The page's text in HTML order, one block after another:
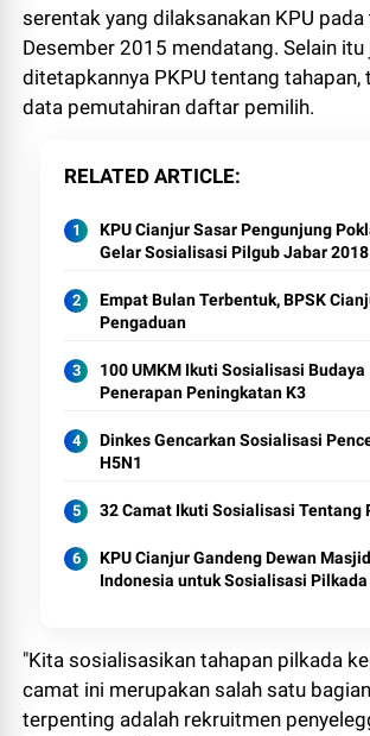
serentak yang dilaksanakan KPU
Desember 2015 mendatang. Selain itu
ditetapkannya PKPU tentang tahapan,
data pemutahiran daftar pemilih.
RELATED ARTICLE
KPU Cianjur Sasar Pengunjung
Gelar Sosialisasi Pilgub Jabar 2018
Empat Bulan Terbentuk, BPSK
Pengaduan
100 UMKM Ikuti Sosialisasi Budaya
Penerapan Peningkatan K3
Dinkes Gencarkan Sosialisasi
H5N1
32 Camat Ikuti Sosialisasi Tentang
KPU Cianjur Gandeng Dewan Masjid
Indonesia untuk Sosialisasi
"Kita sosialisasikan tahapan pilkada
camat ini merupakan salah satu
terpenting adalah rekruitmen